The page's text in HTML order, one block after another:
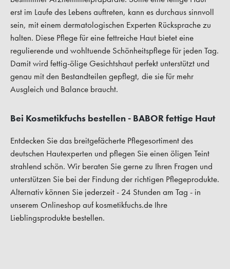
erst im Laufe des Lebens auftreten, kann es durchaus sinnvoll
sein, mit einem dermatologischen Experten Rücksprache zu
halten. Diese Pflege für eine fettreiche Haut bietet eine
regulierende und wohltuende Schönheitspflege für jeden Tag.
Damit wird fettig-ölige Gesichtshaut perfekt unterstützt und
genau mit den Bestandteilen gepflegt, die sie für mehr
Ausgleich und Balance braucht.
Bei Kosmetikfuchs bestellen - BABOR fettige Haut
Entdecken Sie das breitgefächerte Pflegesortiment des
deutschen Hautexperten und pflegen Sie einen öligen Teint
strahlend schön. Wir beraten Sie gerne zu Ihren Fragen und
unterstützen Sie bei der Findung der richtigen Pflegeprodukte.
Alternativ können Sie jederzeit - 24 Stunden am Tag - in
unserem Onlineshop auf kosmetikfuchs.de Ihre
Lieblingsprodukte bestellen.